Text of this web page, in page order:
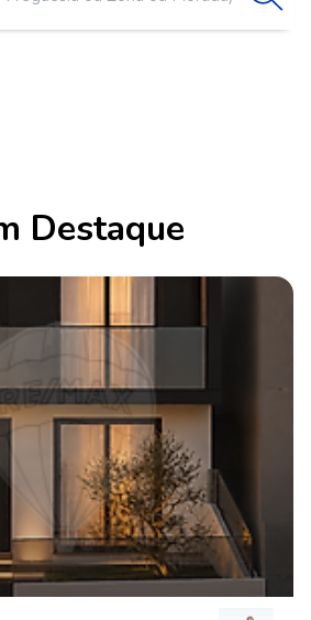
Destaque